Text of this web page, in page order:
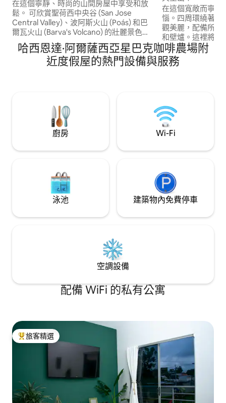
在這個寧靜、時尚的山間房屋中享受和放
鬆。 可欣賞聖荷西中央谷 (San Jose
Central Valley)、波阿斯火山 (Poás) 和巴
爾瓦火山 (Barva's Volcano) 的壯麗景色，
所有這些景色都位於一座佔地 200 英畝的
農場中央。 最多可容納10位房客，非常適
合家庭和小團體入住。 設備齊全，有主廚
在這個寬敞而寧靜
惱。四周環繞著大
觀美麗，配備所有
和壁爐。這裡將成
空間。 胡安聖瑪麗亞機場-開車30分鐘 開
車 40 分鐘即可抵
Poas) Peace Lodge Waterfall Garden -開
哈西恩達·阿爾薩西亞星巴克咖啡農場附
近度假屋的熱門設備與服務
廚房 Wi-Fi
泳池 建築物內免費停車
空調設備
配備 WiFi 的私有公寓
旅客精選榜首
旅客精選